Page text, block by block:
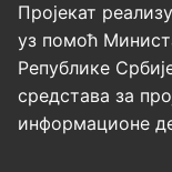
Пројекат
уз помоћ
Републике
средстава за
информационе